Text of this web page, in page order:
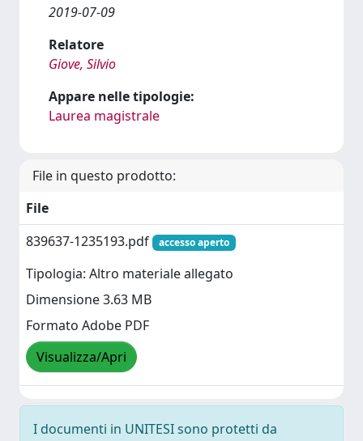
2019-07-09
Relatore
Giove, Silvio
Appare nelle tipologie:
Laurea magistrale
File in questo prodotto:
File
839637-1235193.pdf
accesso aperto
Tipologia: Altro materiale allegato
Dimensione 3.63 MB
Formato Adobe PDF
Visualizza/Apri
I documenti in UNITESI sono protetti da